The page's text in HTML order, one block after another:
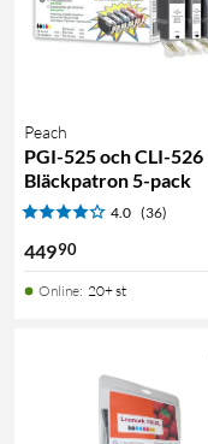
Peach
PGI-525 och CLI-526
Bläckpatron 5-pack
4.0 (36)
44990
Online: 20+ st